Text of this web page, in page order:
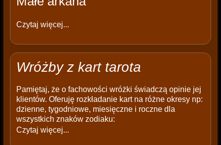
Czytaj więcej...
Wróżby z kart tarota
Pamiętaj, że o fachowości wróżki świadczą opinie jej
klientów. Oferuję rozkładanie kart na różne okresy np:
dzienne, tygodniowe, miesięczne i roczne dla
wszystkich znaków zodiaku:
Czytaj więcej...